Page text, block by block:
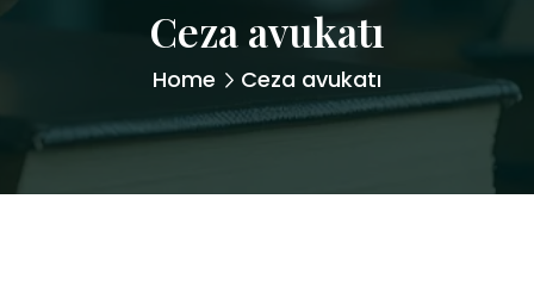
Ceza avukatı
Home Ceza avukatı